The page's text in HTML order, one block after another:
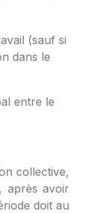
(sauf si
dans le
entre le
collective,
après avoir
doit au